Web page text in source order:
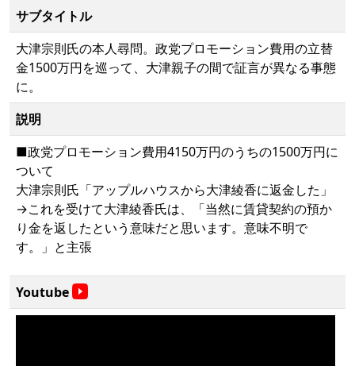
サブタイトル
大津宗則氏の本人尋問。政党プロモーション費用の立替
金1500万円を巡って、大津親子の間で証言が異なる事態
に。
説明
■政党プロモーション費用4150万円のうちの1500万円に
ついて
大津宗則氏「アップルハウスから大津綾香に返金した」
→これを受けて大津綾香氏は、「当然に賃貸契約の預か
り金を返したという意味だと思います。意味不明で
す。」と主張
Youtube